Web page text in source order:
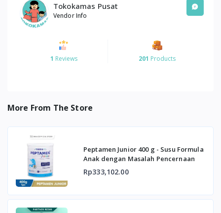
Tokokamas Pusat
Vendor Info
1 Reviews 201 Products
More From The Store
Peptamen Junior 400 g - Susu Formula
Anak dengan Masalah Pencernaan
Rp333,102.00